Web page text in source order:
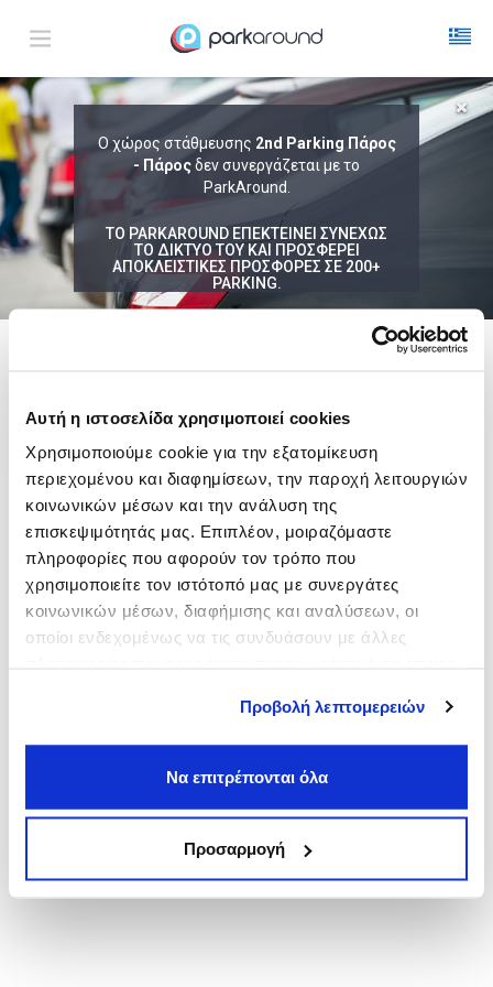
Αυτή η ιστοσελίδα χρησιμοποιεί cookies
Χρησιμοποιούμε cookie για την εξατομίκευση
περιεχομένου και διαφημίσεων, την παροχή λειτουργιών
κοινωνικών μέσων και την ανάλυση της
επισκεψιμότητάς μας. Επιπλέον, μοιραζόμαστε
πληροφορίες που αφορούν τον τρόπο που
χρησιμοποιείτε τον ιστότοπό μας με συνεργάτες
κοινωνικών μέσων, διαφήμισης και αναλύσεων, οι
οποίοι ενδεχομένως να τις συνδυάσουν με άλλες
Προβολή λεπτομερειών
Να επιτρέπονται όλα
Προσαρμογή
Ο χώρος στάθμευσης 2nd Parking Πάρος
- Πάροςδεν συνεργάζεται με το
ParkAround.
ΤΟ PARKAROUND ΕΠΕΚΤΕΙΝΕΙ ΣΥΝΕΧΩΣ
ΤΟ ΔΙΚΤΥΟ ΤΟΥ ΚΑΙ ΠΡΟΣΦΕΡΕΙ
ΑΠΟΚΛΕΙΣΤΙΚΕΣ ΠΡΟΣΦΟΡΕΣ ΣΕ 200+
PARKING.
ΑΠΟΤΕΛΕΣΜΑΤΑ ΓΙΑ:
ΑΦΙΞΗ Κυρ 09 Αυγ 04:00 ΔΙΑΡΚΕΙΑ
ακολουθει μια λιστα με ενδεικτικες περιοχες
Παλλήνη
από3,00€
Γλυφάδα
από5,50€
Αγία Παρασκευή
Ζωγράφου